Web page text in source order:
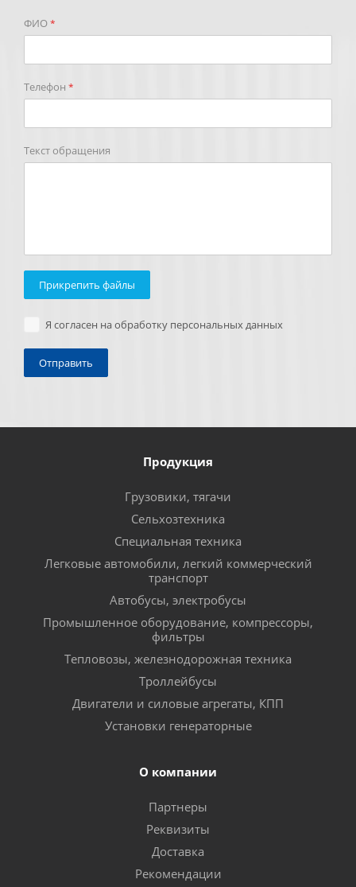
ФИО*
Телефон *
Текст обращения
Прикрепить файлы
Я согласен на обработку персональных данных
Продукция
Грузовики, тягачи
Сельхозтехника
Специальная техника
Легковые автомобили, легкий коммерческий
транспорт
Автобусы, электробусы
Промышленное оборудование, компрессоры,
фильтры
Тепловозы, железнодорожная техника
Троллейбусы
Двигатели и силовые агрегаты, КПП
Установки генераторные
О компании
Партнеры
Реквизиты
Доставка
Рекомендации